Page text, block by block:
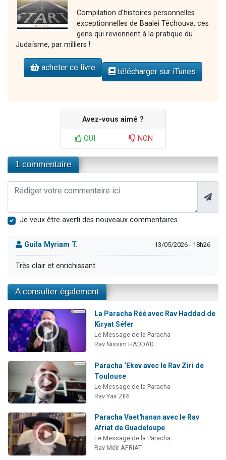
Compilation d'histoires personnelles
exceptionnelles de Baalei Téchouva, ces
gens qui reviennent à la pratique du
Judaïsme, par milliers !
acheter ce livre télécharger sur iTunes
Avez-vous aimé ?
OUI NON
1 commentaire
Je veux être averti des nouveaux commentaires
Guila Myriam T. 13/05/2026 - 18h26
Très clair et enrichissant
A consulter également
La Paracha Réé avec Rav Haddad de
Kiryat Séfer
Le Message de la Paracha
Rav Nissim HADDAD
Paracha ‘Ekev avec le Rav Ziri de
Toulouse
Le Message de la Paracha
Rav Yaïr ZIRI
Paracha Vaet'hanan avec le Rav
Afriat de Guadeloupe
Le Message de la Paracha
Rav Méïr AFRIAT